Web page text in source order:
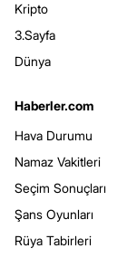
Kripto
3.Sayfa
Dünya
Haberler.com
Hava Durumu
Namaz Vakitleri
Seçim Sonuçları
Şans Oyunları
Rüya Tabirleri